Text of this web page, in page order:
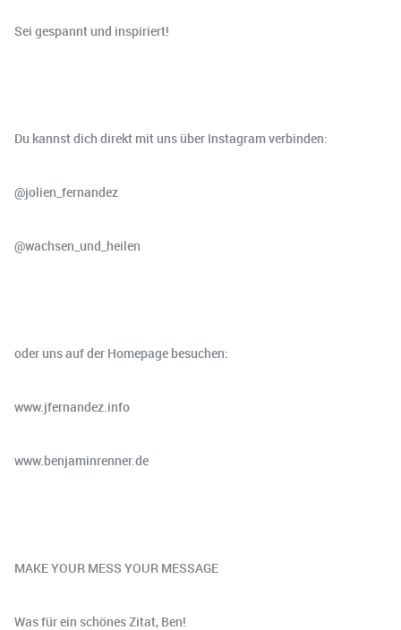
Sei gespannt und inspiriert!
Du kannst dich direkt mit uns über Instagram verbinden:
@jolien_fernandez
@wachsen_und_heilen
oder uns auf der Homepage besuchen:
www.jfernandez.info
www.benjaminrenner.de
MAKE YOUR MESS YOUR MESSAGE
Was für ein schönes Zitat, Ben!